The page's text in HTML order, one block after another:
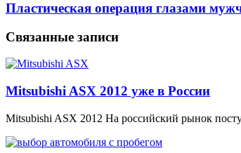
Пластическая операция глазами
Связанные записи
Mitsubishi ASX 2012 уже в России
Mitsubishi ASX 2012 На российский рынок